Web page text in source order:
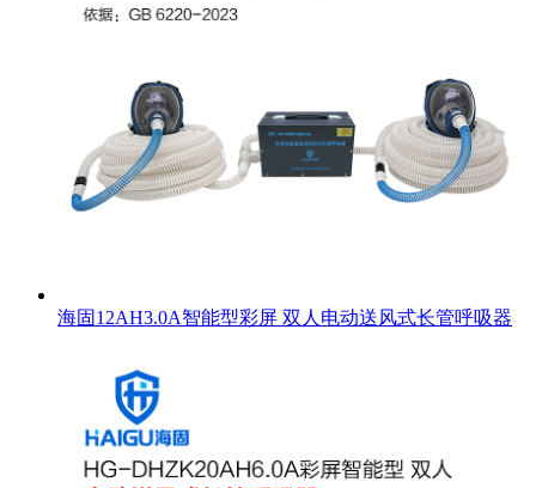
海固12AH3.0A智能型彩屏 双人电动送风式长管呼吸器